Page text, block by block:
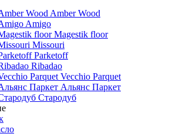
Amber Wood
Amigo
Magestik floor
Missouri
Parketoff
Ribadao
Vecchio Parquet
Альянс Паркет
Стародуб